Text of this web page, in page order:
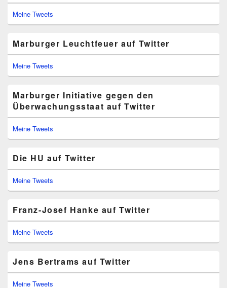
Meine Tweets
Marburger Leuchtfeuer auf Twitter
Meine Tweets
Marburger Initiative gegen den
Überwachungsstaat auf Twitter
Meine Tweets
Die HU auf Twitter
Meine Tweets
Franz-Josef Hanke auf Twitter
Meine Tweets
Jens Bertrams auf Twitter
Meine Tweets